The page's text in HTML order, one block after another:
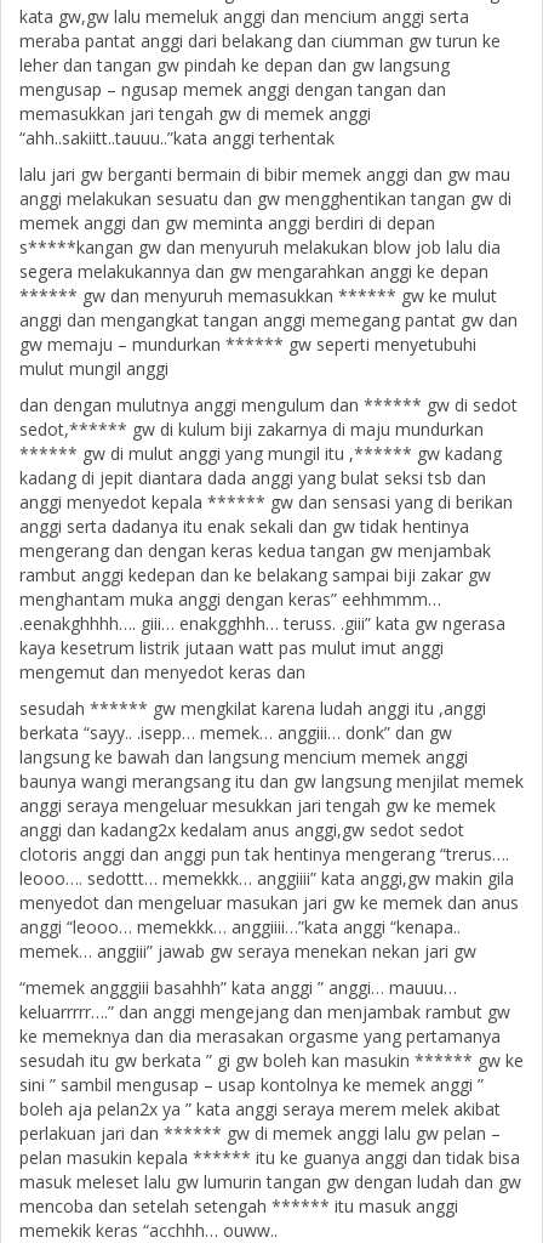
kata gw,gw lalu memeluk anggi dan mencium anggi serta
meraba pantat anggi dari belakang dan ciumman gw turun ke
leher dan tangan gw pindah ke depan dan gw langsung
mengusap – ngusap memek anggi dengan tangan dan
memasukkan jari tengah gw di memek anggi
“ahh..sakiitt..tauuu..”kata anggi terhentak
lalu jari gw berganti bermain di bibir memek anggi dan gw mau
anggi melakukan sesuatu dan gw mengghentikan tangan gw di
memek anggi dan gw meminta anggi berdiri di depan
s*****kangan gw dan menyuruh melakukan blow job lalu dia
segera melakukannya dan gw mengarahkan anggi ke depan
****** gw dan menyuruh memasukkan ****** gw ke mulut
anggi dan mengangkat tangan anggi memegang pantat gw dan
gw memaju – mundurkan ****** gw seperti menyetubuhi
mulut mungil anggi
dan dengan mulutnya anggi mengulum dan ****** gw di sedot
sedot,****** gw di kulum biji zakarnya di maju mundurkan
****** gw di mulut anggi yang mungil itu ,****** gw kadang
kadang di jepit diantara dada anggi yang bulat seksi tsb dan
anggi menyedot kepala ****** gw dan sensasi yang di berikan
anggi serta dadanya itu enak sekali dan gw tidak hentinya
mengerang dan dengan keras kedua tangan gw menjambak
rambut anggi kedepan dan ke belakang sampai biji zakar gw
menghantam muka anggi dengan keras” eehhmmm…
.eenakghhhh…. giii… enakgghhh… teruss. .giii” kata gw ngerasa
kaya kesetrum listrik jutaan watt pas mulut imut anggi
mengemut dan menyedot keras dan
sesudah ****** gw mengkilat karena ludah anggi itu ,anggi
berkata “sayy.. .isepp… memek… anggiii… donk” dan gw
langsung ke bawah dan langsung mencium memek anggi
baunya wangi merangsang itu dan gw langsung menjilat memek
anggi seraya mengeluar mesukkan jari tengah gw ke memek
anggi dan kadang2x kedalam anus anggi,gw sedot sedot
clotoris anggi dan anggi pun tak hentinya mengerang “trerus….
leooo…. sedottt… memekkk… anggiiii” kata anggi,gw makin gila
menyedot dan mengeluar masukan jari gw ke memek dan anus
anggi “leooo… memekkk… anggiiii…”kata anggi “kenapa..
memek… anggiii” jawab gw seraya menekan nekan jari gw
“memek angggiii basahhh” kata anggi ” anggi… mauuu…
keluarrrrr….” dan anggi mengejang dan menjambak rambut gw
ke memeknya dan dia merasakan orgasme yang pertamanya
sesudah itu gw berkata ” gi gw boleh kan masukin ****** gw ke
sini ” sambil mengusap – usap kontolnya ke memek anggi ”
boleh aja pelan2x ya ” kata anggi seraya merem melek akibat
perlakuan jari dan ****** gw di memek anggi lalu gw pelan –
pelan masukin kepala ****** itu ke guanya anggi dan tidak bisa
masuk meleset lalu gw lumurin tangan gw dengan ludah dan gw
mencoba dan setelah setengah ****** itu masuk anggi
memekik keras “acchhh… ouww..